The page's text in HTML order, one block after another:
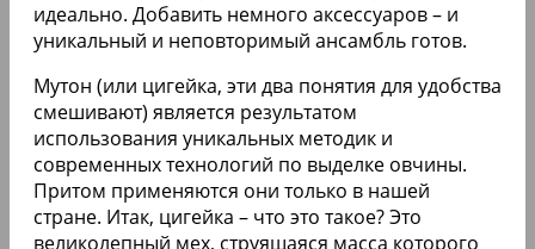
идеально. Добавить немного аксессуаров – и
уникальный и неповторимый ансамбль готов.
Мутон (или цигейка, эти два понятия для удобства
смешивают) является результатом
использования уникальных методик и
современных технологий по выделке овчины.
Притом применяются они только в нашей
стране. Итак, цигейка – что это такое? Это
великолепный мех, струящаяся масса которого